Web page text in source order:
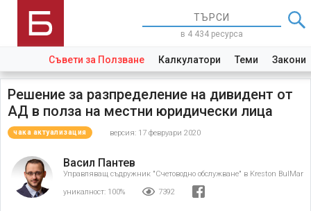
в 4 434 ресурса
Съвети за Ползване Калкулатори Теми Закони
Решение за разпределение на дивидент от
АД в полза на местни юридически лица
чака актуализация версия: 17 февруари 2020
Васил Пантев
Управляващ съдружник "Счетоводно обслужване" в Kreston BulMar
уникалност: 100% 7392